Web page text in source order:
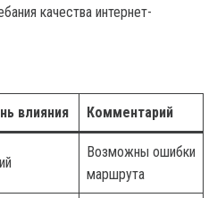
качества интернет-
влияния Комментарий
Возможны ошибки
маршрута